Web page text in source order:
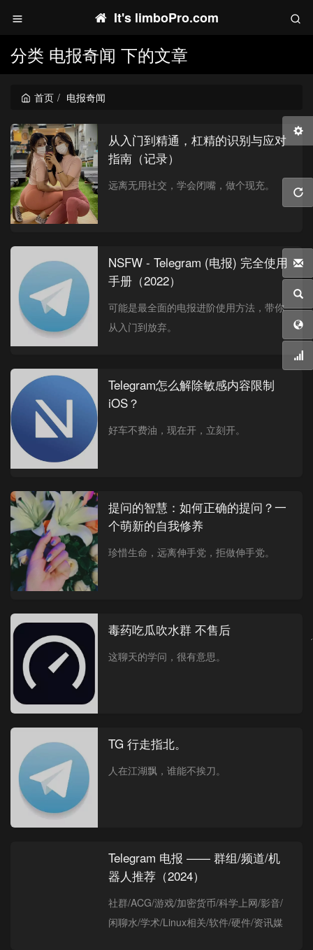
It's limboPro.com
分类 电报奇闻 下的文章
首页 电报奇闻
从入门到精通，杠精的识别与应对
指南（记录）
远离无用社交，学会闭嘴，做个现充。
NSFW - Telegram (电报) 完全使用
手册（2022）
可能是最全面的电报进阶使用方法，带你
从入门到放弃。
Telegram怎么解除敏感内容限制
iOS？
好车不费油，现在开，立刻开。
提问的智慧：如何正确的提问？一
个萌新的自我修养
珍惜生命，远离伸手党，拒做伸手党。
毒药吃瓜吹水群 不售后
这聊天的学问，很有意思。
TG 行走指北。
人在江湖飘，谁能不挨刀。
Telegram 电报 —— 群组/频道/机
器人推荐（2024）
社群/ACG/游戏/加密货币/科学上网/影音/
闲聊水/学术/Linux相关/软件/硬件/资讯媒